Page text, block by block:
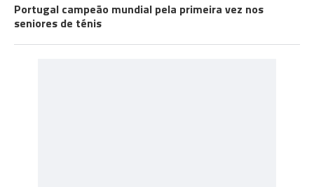
Portugal campeão mundial pela primeira vez nos
seniores de ténis